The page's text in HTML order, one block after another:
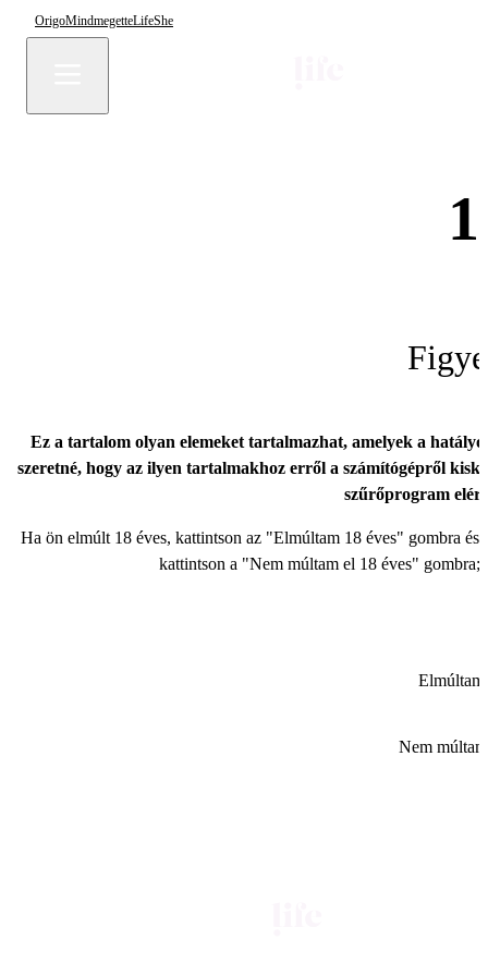
OrigoMindmegetteLifeShe
Ez a tartalom olyan elemeket tartalmazhat, amelyek a
szeretné, hogy az ilyen tartalmakhoz erről a számítógépről
szűrőprogram
Ha ön elmúlt 18 éves, kattintson az "Elmúltam 18 éves" gombra és
kattintson a "Nem múltam el 18 éves" gombra;
Elmúltam
Nem